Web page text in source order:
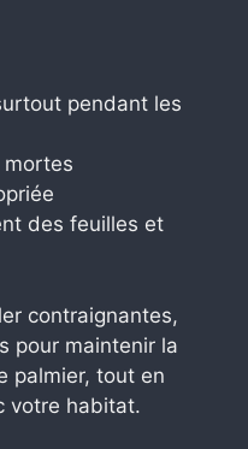
pendant les
des feuilles et
contraignantes,
pour maintenir la
palmier, tout en
votre habitat.